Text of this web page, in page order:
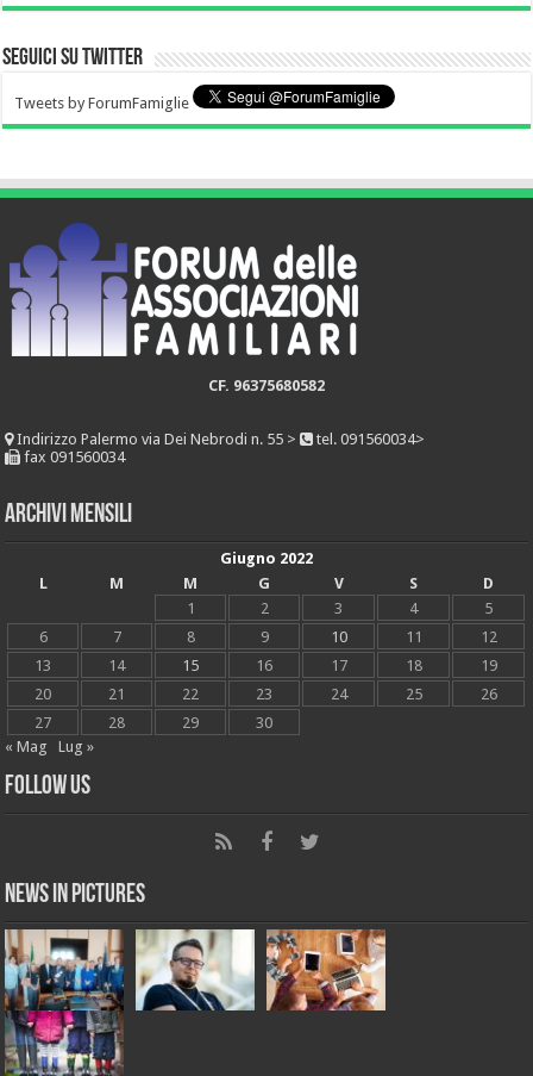
Seguici su Twitter
Tweets by ForumFamiglie
CF. 96375680582
IndirizzoPalermo via Dei Nebrodi n. 55 >
tel. 091560034>
fax 091560034
Archivi mensili
Giugno 2022
L
M M G V S
D
1
2 3 4
5
6
7 8 9 10 11
12
13
14 15 16 17 18
19
20
21 22 23 24 25
26
27
28 29
30
« Mag
Lug »
Follow Us
News in Pictures